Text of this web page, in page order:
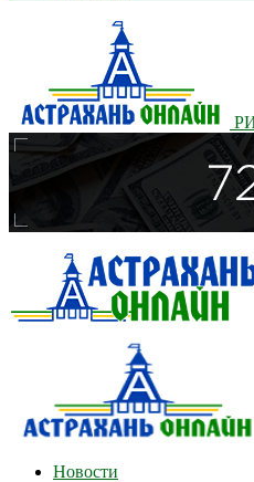
Новости